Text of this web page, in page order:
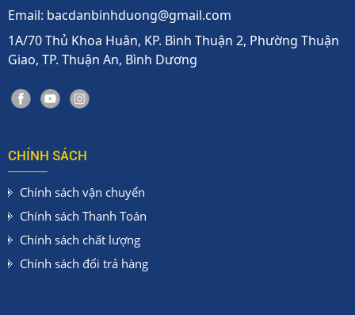
Email: bacdanbinhduong@gmail.com
1A/70 Thủ Khoa Huân, KP. Bình Thuận 2, Phường Thuận
Giao, TP. Thuận An, Bình Dương
CHÍNH SÁCH
Chính sách vận chuyển
Chính sách Thanh Toán
Chính sách chất lượng
Chính sách đổi trả hàng